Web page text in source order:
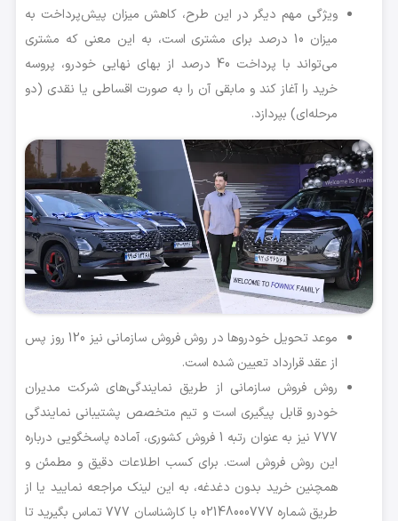
ویژگی مهم دیگر در این طرح، کاهش میزان پیش‌پرداخت به
میزان 10 درصد برای مشتری است، به این معنی که مشتری
می‌تواند با پرداخت 40 درصد از بهای نهایی خودرو، پروسه
خرید را آغاز کند و مابقی آن را به صورت اقساطی یا نقدی (دو
مرحله‌ای) بپردازد.
موعد تحویل خودروها در روش فروش سازمانی نیز 120 روز پس
از عقد قرارداد تعیین شده است.
روش فروش سازمانی از طریق نمایندگی‌های شرکت مدیران
خودرو قابل پیگیری است و تیم متخصص پشتیبانی نمایندگی
777 نیز به عنوان رتبه 1 فروش کشوری، آماده پاسخگویی درباره
این روش فروش است. برای کسب اطلاعات دقیق و مطمئن و
همچنین خرید بدون دغدغه، به این لینک مراجعه نمایید یا از
طریق شماره 02148000777 با کارشناسان 777 تماس بگیرید تا